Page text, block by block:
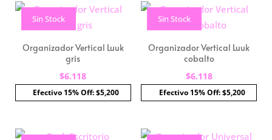
Sin Stock
Organizador Vertical Luuk
gris
$6.118
Efectivo 15% Off: $5,200
Sin Stock
Organizador Vertical Luuk
cobalto
$6.118
Efectivo 15% Off: $5,200